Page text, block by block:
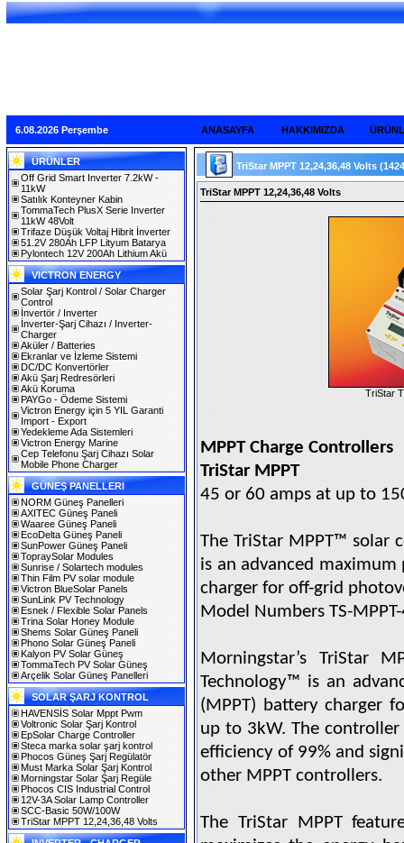
6.08.2026 Perşembe ANASAYFA HAKKIMIZDA
ÜRÜNLER
Off Grid Smart Inverter 7.2kW -
11kW
Satılık Konteyner Kabin
TommaTech PlusX Serie Inverter
11kW 48Volt
Trifaze Düşük Voltaj Hibrit İnverter
51.2V 280Ah LFP Lityum Batarya
Pylontech 12V 200Ah Lithium Akü
VICTRON ENERGY
Solar Şarj Kontrol / Solar Charger
Control
İnvertör / Inverter
İnverter-Şarj Cihazı / Inverter-
Charger
Aküler / Batteries
Ekranlar ve İzleme Sistemi
DC/DC Konvertörler
Akü Şarj Redresörleri
Akü Koruma
PAYGo - Ödeme Sistemi
Victron Energy için 5 YIL Garanti
Import - Export
Yedekleme Ada Sistemleri
Victron Energy Marine
Cep Telefonu Şarj Cihazı Solar
Mobile Phone Charger
GÜNEŞ PANELLERI
NORM Güneş Panelleri
AXITEC Güneş Paneli
Waaree Güneş Paneli
EcoDelta Güneş Paneli
SunPower Güneş Paneli
TopraySolar Modules
Sunrise / Solartech modules
Thin Film PV solar module
Victron BlueSolar Panels
SunLink PV Technology
Esnek / Flexible Solar Panels
Trina Solar Honey Module
Shems Solar Güneş Paneli
Phono Solar Güneş Paneli
Kalyon PV Solar Güneş
TommaTech PV Solar Güneş
Arçelik Solar Güneş Panelleri
SOLAR ŞARJ KONTROL
HAVENSİS Solar Mppt Pwm
Voltronic Solar Şarj Kontrol
EpSolar Charge Controller
Steca marka solar şarj kontrol
Phocos Güneş Şarj Regülatör
Must Marka Solar Şarj Kontrol
Morningstar Solar Şarj Regüle
Phocos CIS Industrial Control
12V-3A Solar Lamp Controller
SCC-Basic 50W/100W
TriStar MPPT 12,24,36,48 Volts
TriStar MPPT 12,24,36,48 Volts
TriStar MPPT 12,24,36,48 Volts
TriStar
MPPT Charge Controllers
TriStar MPPT
45 or 60 amps at up to
The TriStar MPPT™ solar
is an advanced
charger for off-grid
Model Numbers TS-
Morningstar’s TriStar
Technology™ is an
(MPPT) battery charger
up to 3kW. The controller
efficiency of 99% and
other MPPT controllers.
The TriStar MPPT